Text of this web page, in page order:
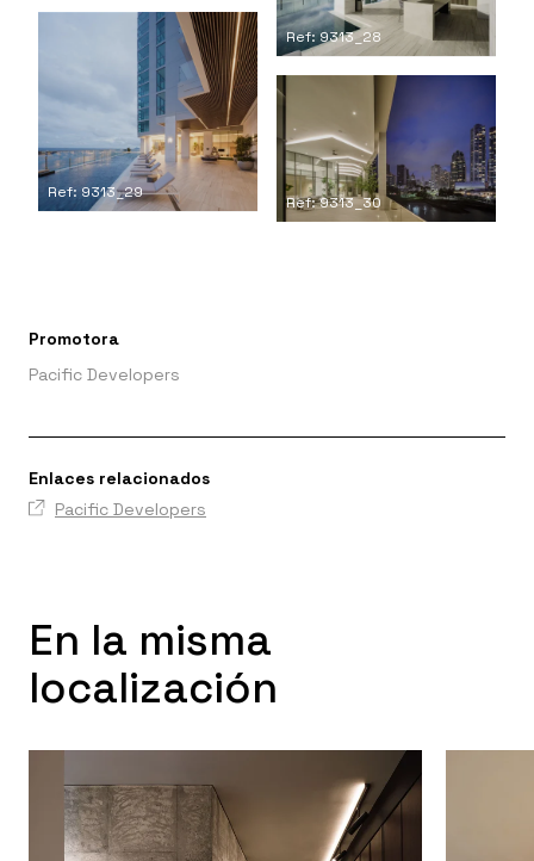
Ref: 9313_28
Ref: 9313_29
Ref: 9313_30
Promotora
Pacific Developers
Enlaces relacionados
Pacific Developers
En la misma
localización